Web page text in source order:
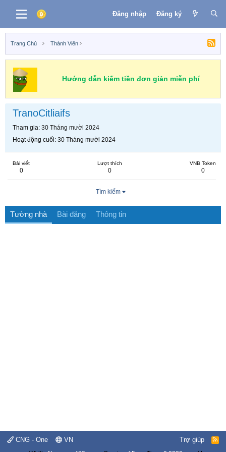
Đăng nhập Đăng ký
Trang Chủ Thành Viên
Hướng dẫn kiếm tiền đơn giản miễn phí
TranoCitliaifs
Tham gia 30 Tháng mười 2024
Hoạt động cuối 30 Tháng mười 2024
Bài viết
0
Lượt thích
0
VNB Token
0
Tìm kiếm
Tường nhà Bài đăng Thông tin
CNG - One VN Trợ giúp
R